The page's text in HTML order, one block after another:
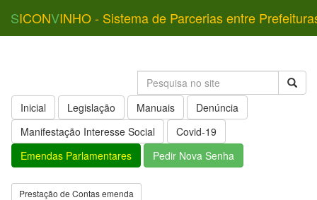
SICONVINHO - Sistema de Parcerias entre
Inicial Legislação Manuais
Denúncia
Manifestação Interesse Social
Covid-19
Emendas Parlamentares
Pedir Nova Senha
Prestação de Contas emenda